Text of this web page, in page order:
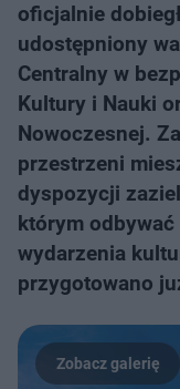
oficjalnie
udostępniony
Centralny w
Kultury i Nauki
Nowoczesnej.
przestrzeni
dyspozycji
którym
wydarzenia
przygotowano